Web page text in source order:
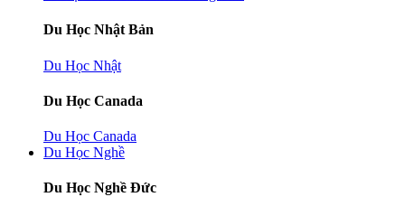
Du Học Nhật Bản
Du Học Nhật
Du Học Canada
Du Học Canada
Du Học Nghề
Du Học Nghề Đức